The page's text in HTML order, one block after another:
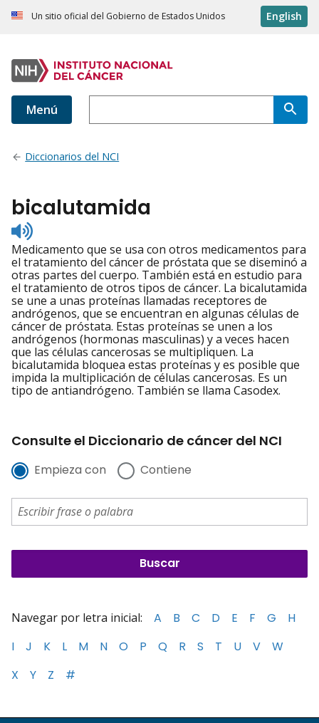
Un sitio oficial del Gobierno de Estados Unidos English
Menú
Diccionarios del NCI
bicalutamida
Listen
to
pronunciation
Medicamento que se usa con otros medicamentos para
el tratamiento del cáncer de próstata que se diseminó a
otras partes del cuerpo. También está en estudio para
el tratamiento de otros tipos de cáncer. La bicalutamida
se une a unas proteínas llamadas receptores de
andrógenos, que se encuentran en algunas células de
cáncer de próstata. Estas proteínas se unen a los
andrógenos (hormonas masculinas) y a veces hacen
que las células cancerosas se multipliquen. La
bicalutamida bloquea estas proteínas y es posible que
impida la multiplicación de células cancerosas. Es un
tipo de antiandrógeno. También se llama Casodex.
Consulte el Diccionario de cáncer del NCI
Empieza con Contiene
Navegar por letra inicial: A B C D E F G
H
I
J K L M N O P Q R S T U V
W
X
Y Z #